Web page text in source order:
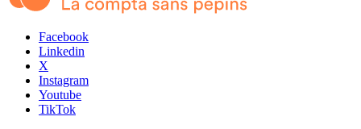
Facebook
Linkedin
X
Instagram
Youtube
TikTok